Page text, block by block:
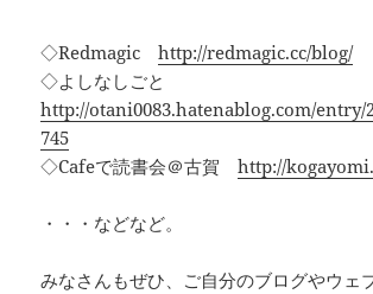
◇Redmagichttp://redmagic.cc/blog/
◇よしなしごと
http://otani0083.hatenablog.com/entry/
745
◇Cafeで読書会＠古賀http://
・・・などなど。
みなさんもぜひ、ご自分のブログやウェ